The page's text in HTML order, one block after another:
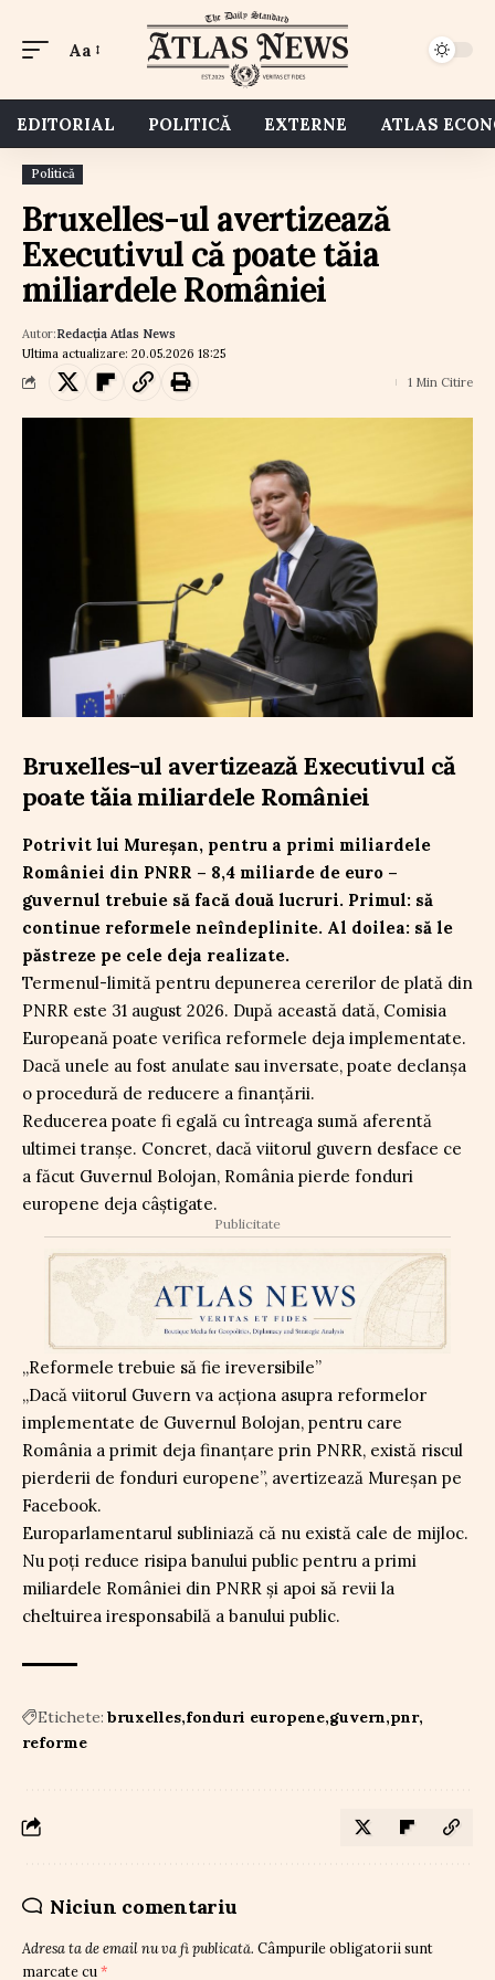
Aa
EDITORIAL POLITICĂ EXTERNE ATLAS
Politică
Bruxelles-ul avertizează
Executivul că poate tăia
miliardele României
Ultima actualizare: 20.05.2026 18:25
Autor:Redacția Atlas News
1 Min Citire
Bruxelles-ul avertizează Executivul că
poate tăia miliardele României
Potrivit lui Mureșan, pentru a primi miliardele
României din PNRR – 8,4 miliarde de euro –
guvernul trebuie să facă două lucruri. Primul: să
continue reformele neîndeplinite. Al doilea: să le
păstreze pe cele deja realizate.
Termenul-limită pentru depunerea cererilor de plată din
PNRR este 31 august 2026. După această dată, Comisia
Europeană poate verifica reformele deja implementate.
Dacă unele au fost anulate sau inversate, poate declanșa
o procedură de reducere a finanțării.
Reducerea poate fi egală cu întreaga sumă aferentă
ultimei tranșe. Concret, dacă viitorul guvern desface ce
a făcut Guvernul Bolojan, România pierde fonduri
europene deja câștigate.
Publicitate
„Reformele trebuie să fie ireversibile”
„Dacă viitorul Guvern va acționa asupra reformelor
implementate de Guvernul Bolojan, pentru care
România a primit deja finanțare prin PNRR, există riscul
pierderii de fonduri europene”, avertizează Mureșan pe
Facebook.
Europarlamentarul subliniază că nu există cale de mijloc.
Nu poți reduce risipa banului public pentru a primi
miliardele României din PNRR și apoi să revii la
cheltuirea iresponsabilă a banului public.
Etichete: bruxelles fonduri europene guvern pnr
reforme
Niciun comentariu
Adresa ta de email nu va fi publicată. Câmpurile obligatorii sunt
marcate cu *